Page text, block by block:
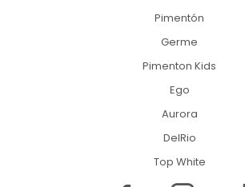
Pimentón
Germe
Pimenton Kids
Ego
Aurora
DelRio
Top White